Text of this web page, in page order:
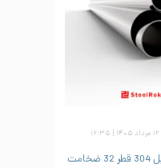
لوله دکوراتیو استیل 304 قطر 32 ضخامت